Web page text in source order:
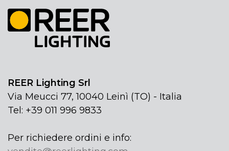
REER Lighting Srl
Via Meucci 77, 10040 Leinì (TO) - Italia
Tel: +39 011 996 9833
Per richiedere ordini e info: